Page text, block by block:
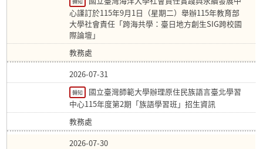
心謹訂於115年9月1日（星期二）舉辦115年教育部
大學社會責任「跨海共學：臺日地方創生SIG跨校國
際論壇」
教務處
2026-07-31
轉知
國立臺灣師範大學辦理原住民族語言臺北學習
中心115年度第2期「族語學習班」招生資訊
教務處
2026-07-30